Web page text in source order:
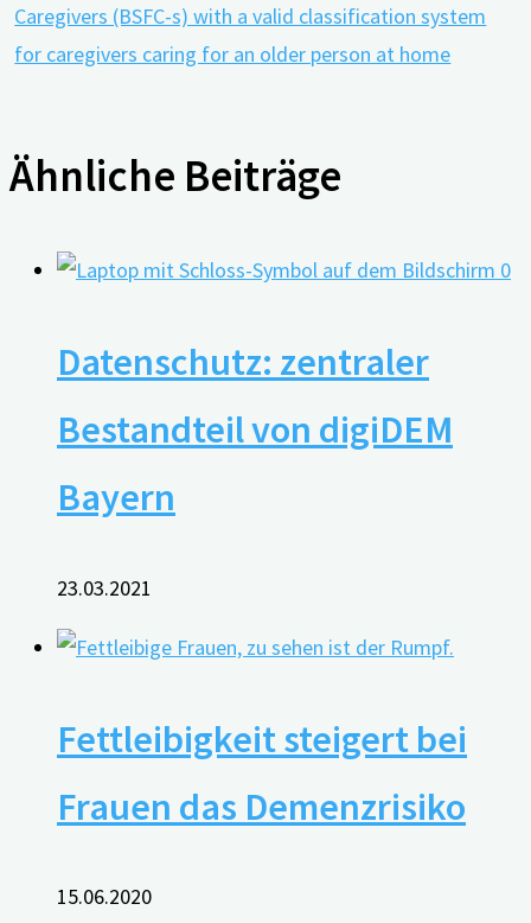
Caregivers (BSFC-s) with a valid classification system
for caregivers caring for an older person at home
Ähnliche Beiträge
0
Datenschutz: zentraler
Bestandteil von digiDEM
Bayern
23.03.2021
Fettleibigkeit steigert bei
Frauen das Demenzrisiko
15.06.2020